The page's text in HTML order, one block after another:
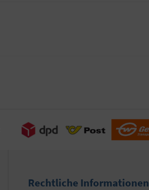
Rechtliche Informationen